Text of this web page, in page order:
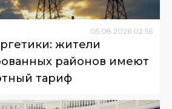
05.08.2026 02:56
жители
районов имеют
тариф